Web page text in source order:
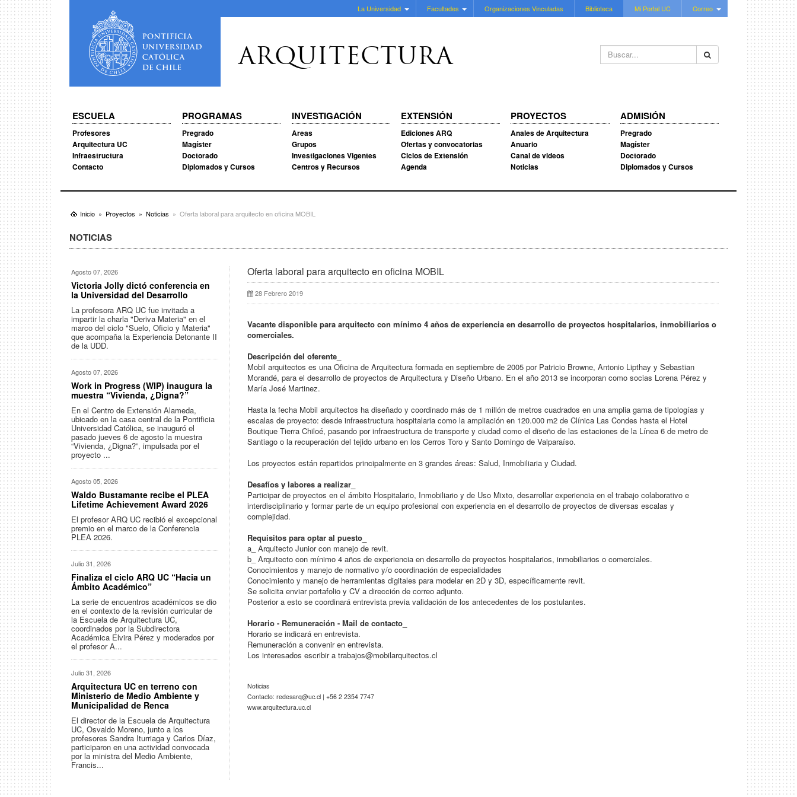
La Universidad Facultades Organizaciones Vinculadas Biblioteca Mi Portal UC Correo
Buscar...
ARQUITECTURA
ESCUELA
Profesores
Arquitectura UC
Infraestructura
Contacto
PROGRAMAS
Pregrado
Magíster
Doctorado
Diplomados y Cursos
INVESTIGACIÓN
Areas
Grupos
Investigaciones Vigentes
Centros y Recursos
EXTENSIÓN
Ediciones ARQ
Ofertas y convocatorias
Ciclos de Extensión
Agenda
PROYECTOS
Anales de Arquitectura
Anuario
Canal de videos
Noticias
ADMISIÓN
Pregrado
Magíster
Doctorado
Diplomados y Cursos
Inicio Proyectos Noticias Oferta laboral para arquitecto en oficina MOBIL
NOTICIAS
Oferta laboral para arquitecto en oficina MOBIL
28 Febrero 2019
Vacante disponible para arquitecto con mínimo 4 años de experiencia en desarrollo de proyectos hospitalarios, inmobiliarios o
comerciales.
Descripción del oferente_
Mobil arquitectos es una Oficina de Arquitectura formada en septiembre de 2005 por Patricio Browne, Antonio Lipthay y Sebastian
Morandé, para el desarrollo de proyectos de Arquitectura y Diseño Urbano. En el año 2013 se incorporan como socias Lorena Pérez y
María José Martinez.
Hasta la fecha Mobil arquitectos ha diseñado y coordinado más de 1 millón de metros cuadrados en una amplia gama de tipologías y
escalas de proyecto: desde infraestructura hospitalaria como la ampliación en 120.000 m2 de Clínica Las Condes hasta el Hotel
Boutique Tierra Chiloé, pasando por infraestructura de transporte y ciudad como el diseño de las estaciones de la Línea 6 de metro de
Santiago o la recuperación del tejido urbano en los Cerros Toro y Santo Domingo de Valparaíso.
Los proyectos están repartidos principalmente en 3 grandes áreas: Salud, Inmobiliaria y Ciudad.
Desafíos y labores a realizar_
Participar de proyectos en el ámbito Hospitalario, Inmobiliario y de Uso Mixto, desarrollar experiencia en el trabajo colaborativo e
interdisciplinario y formar parte de un equipo profesional con experiencia en el desarrollo de proyectos de diversas escalas y
complejidad.
Requisitos para optar al puesto_
a_ Arquitecto Junior con manejo de revit.
b_ Arquitecto con mínimo 4 años de experiencia en desarrollo de proyectos hospitalarios, inmobiliarios o comerciales.
Conocimientos y manejo de normativo y/o coordinación de especialidades
Conocimiento y manejo de herramientas digitales para modelar en 2D y 3D, específicamente revit.
Se solicita enviar portafolio y CV a dirección de correo adjunto.
Posterior a esto se coordinará entrevista previa validación de los antecedentes de los postulantes.
Horario - Remuneración - Mail de contacto_
Horario se indicará en entrevista.
Remuneración a convenir en entrevista.
Los interesados escribir a trabajos@mobilarquitectos.cl
Noticias
Contacto: redesarq@uc.cl | +56 2 2354 7747
www.arquitectura.uc.cl
Agosto 07, 2026
Victoria Jolly dictó conferencia en
la Universidad del Desarrollo
La profesora ARQ UC fue invitada a
impartir la charla "Deriva Materia" en el
marco del ciclo "Suelo, Oficio y Materia"
que acompaña la Experiencia Detonante II
de la UDD.
Agosto 07, 2026
Work in Progress (WIP) inaugura la
muestra “Vivienda, ¿Digna?”
En el Centro de Extensión Alameda,
ubicado en la casa central de la Pontificia
Universidad Católica, se inauguró el
pasado jueves 6 de agosto la muestra
“Vivienda, ¿Digna?”, impulsada por el
proyecto ...
Agosto 05, 2026
Waldo Bustamante recibe el PLEA
Lifetime Achievement Award 2026
El profesor ARQ UC recibió el excepcional
premio en el marco de la Conferencia
PLEA 2026.
Julio 31, 2026
Finaliza el ciclo ARQ UC “Hacia un
Ámbito Académico”
La serie de encuentros académicos se dio
en el contexto de la revisión curricular de
la Escuela de Arquitectura UC,
coordinados por la Subdirectora
Académica Elvira Pérez y moderados por
el profesor A...
Julio 31, 2026
Arquitectura UC en terreno con
Ministerio de Medio Ambiente y
Municipalidad de Renca
El director de la Escuela de Arquitectura
UC, Osvaldo Moreno, junto a los
profesores Sandra Iturriaga y Carlos Díaz,
participaron en una actividad convocada
por la ministra del Medio Ambiente,
Francis...